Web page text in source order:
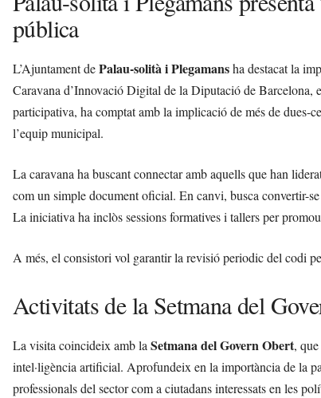
pública
L’Ajuntament dePalau-solità i Plegamansha destacat la
Caravana d’Innovació Digital de la Diputació de Barcelona,
participativa, ha comptat amb la implicació de més de dues-
l’equip municipal.
La caravana ha buscant connectar amb aquells que han
com un simple document oficial. En canvi, busca convertir-
La iniciativa ha inclòs sessions formatives i tallers per
A més, el consistori vol garantir la revisió periodic del codi
Activitats de la Setmana del
La visita coincideix amb laSetmana del Govern Obert,
intel·ligència artificial. Aprofundeix en la importància de la
professionals del sector com a ciutadans interessats en les